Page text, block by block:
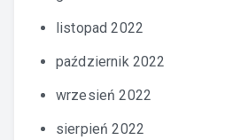
listopad 2022
październik 2022
wrzesień 2022
sierpień 2022